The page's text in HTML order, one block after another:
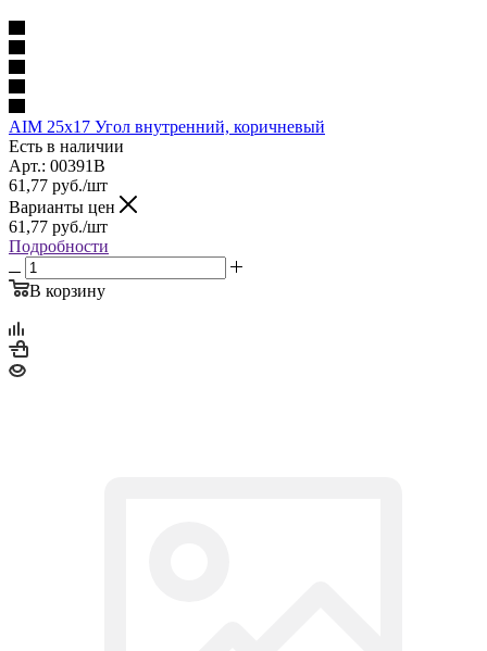
AIM 25x17 Угол внутренний, коричневый
Есть в наличии
Арт.: 00391B
61,77 руб./шт
Варианты цен
61,77 руб./шт
Подробности
В корзину